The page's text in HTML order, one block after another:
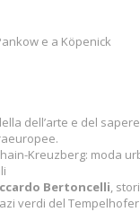
e a Köpenick
dell’arte e del
Kreuzberg: moda
Bertoncelli,
verdi del